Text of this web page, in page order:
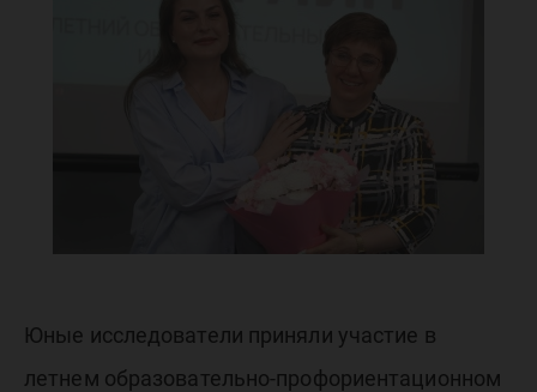
Пчёлки
Лин»
Юные исследователи приняли участие в
летнем образовательно-профориентационном